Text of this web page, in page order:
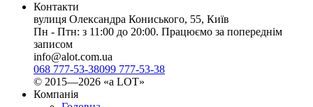
Контакти
вулиця Олександра Кониського, 55, Київ
Пн - Птн: з 11:00 до 20:00. Працюємо за попереднім
записом
info@alot.com.ua
068 777-53-38099 777-53-38
© 2015—2026 «а LOT»
Компанія